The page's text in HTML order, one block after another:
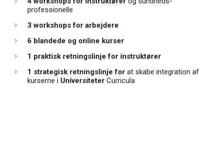
professionelle
3 workshops for arbejdere
6 blandede og online kurser
1 praktisk retningslinje for instruktører
1 strategisk retningslinje for at skabe integration af
kurserne i Universiteter Curricula